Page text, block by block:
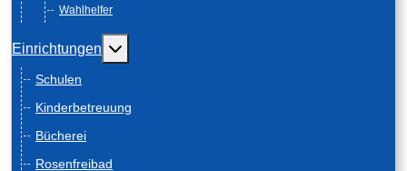
Wahlhelfer
Einrichtungen Weitere Informationen: Einrichtungen
Schulen
Kinderbetreuung
Bücherei
Rosenfreibad